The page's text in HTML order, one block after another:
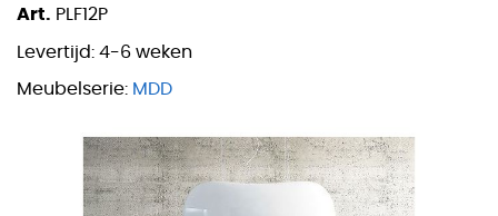
Art. PLF12P
Levertijd: 4-6 weken
Meubelserie: MDD